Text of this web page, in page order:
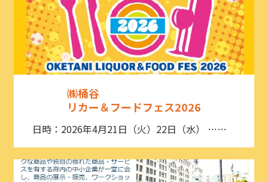
㈱桶谷
リカー＆フードフェス2026
日時：2026年4月21日（火）22日（水） ……